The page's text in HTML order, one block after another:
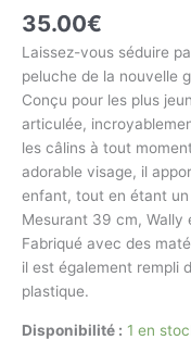
35.00€
Laissez-vous séduire
peluche de la nouvelle
Conçu pour les plus
articulée,
les câlins à tout
adorable visage, il
enfant, tout en étant
Mesurant 39 cm, Wally
Fabriqué avec des
il est également rempli
plastique.
Disponibilité : 1 en